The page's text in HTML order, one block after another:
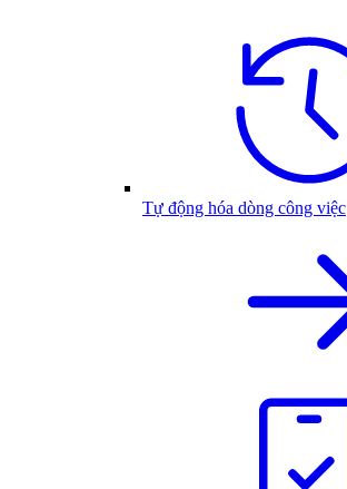
Tự động hóa dòng công việc